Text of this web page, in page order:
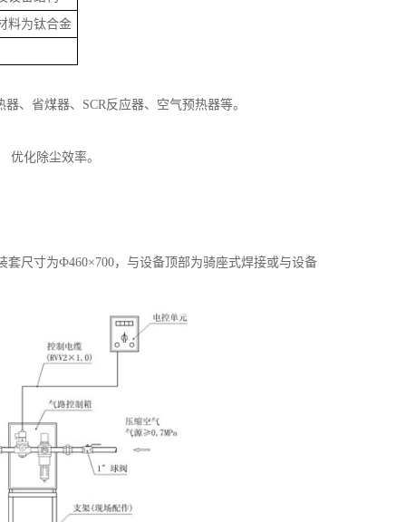
料为钛合金
、省煤器、SCR反应器、空气预热器等。
优化除尘效率。
尺寸为Ф460×700，与设备顶部为骑座式焊接或与设备